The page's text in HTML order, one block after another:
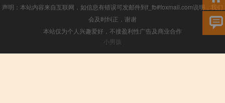
声明：本站内容来自互联网，如信息有错误可发邮件到f_fb#foxmail.com说明，我们
会及时纠正，谢谢
本站仅为个人兴趣爱好，不接盈利性广告及商业合作
小男孩